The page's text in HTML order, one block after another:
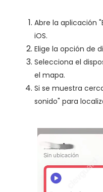
Abre la aplicación
iOS.
Elige la opción de
Selecciona el
el mapa.
Si se muestra
sonido" para